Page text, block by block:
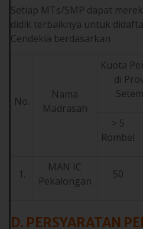
Setiap MTs/SMP dapat
didik terbaiknya untuk
Cendekia berdasarkan
No.
Nama
Madrasah
Kuota
di
> 5
Rombel
1.
MAN IC
Pekalongan
50
D. PERSYARATAN